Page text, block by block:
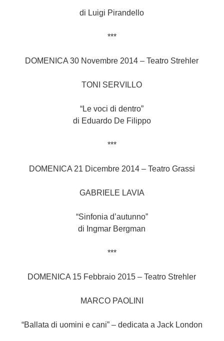
di Luigi Pirandello
***
DOMENICA 30 Novembre 2014 – Teatro Strehler
TONI SERVILLO
“Le voci di dentro”
di Eduardo De Filippo
***
DOMENICA 21 Dicembre 2014 – Teatro Grassi
GABRIELE LAVIA
“Sinfonia d’autunno”
di Ingmar Bergman
***
DOMENICA 15 Febbraio 2015 – Teatro Strehler
MARCO PAOLINI
“Ballata di uomini e cani” – dedicata a Jack London